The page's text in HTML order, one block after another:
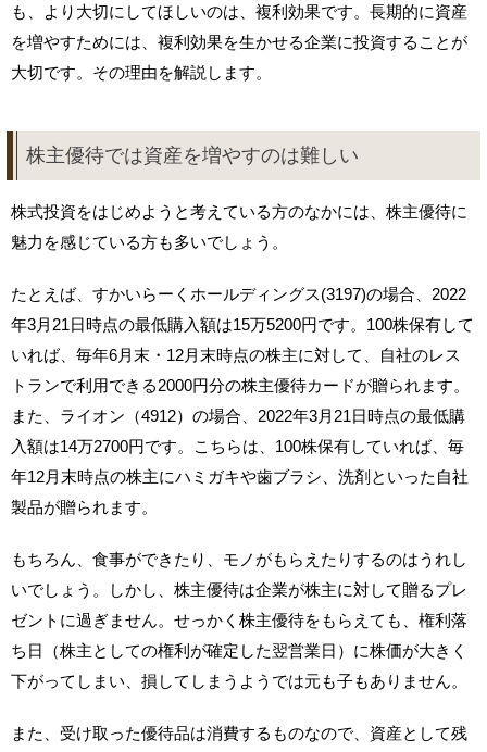
も、より大切にしてほしいのは、複利効果です。長期的に資産
を増やすためには、複利効果を生かせる企業に投資することが
大切です。その理由を解説します。
株主優待では資産を増やすのは難しい
株式投資をはじめようと考えている方のなかには、株主優待に
魅力を感じている方も多いでしょう。
たとえば、すかいらーくホールディングス(3197)の場合、2022
年3月21日時点の最低購入額は15万5200円です。100株保有して
いれば、毎年6月末・12月末時点の株主に対して、自社のレス
トランで利用できる2000円分の株主優待カードが贈られます。
また、ライオン（4912）の場合、2022年3月21日時点の最低購
入額は14万2700円です。こちらは、100株保有していれば、毎
年12月末時点の株主にハミガキや歯ブラシ、洗剤といった自社
製品が贈られます。
もちろん、食事ができたり、モノがもらえたりするのはうれし
いでしょう。しかし、株主優待は企業が株主に対して贈るプレ
ゼントに過ぎません。せっかく株主優待をもらえても、権利落
ち日（株主としての権利が確定した翌営業日）に株価が大きく
下がってしまい、損してしまうようでは元も子もありません。
また、受け取った優待品は消費するものなので、資産として残